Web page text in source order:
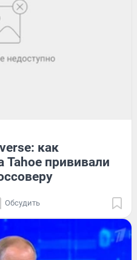
как
прививали
Обсудить